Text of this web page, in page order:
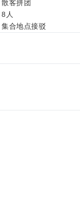
散客拼团
8人
集合地点接驳